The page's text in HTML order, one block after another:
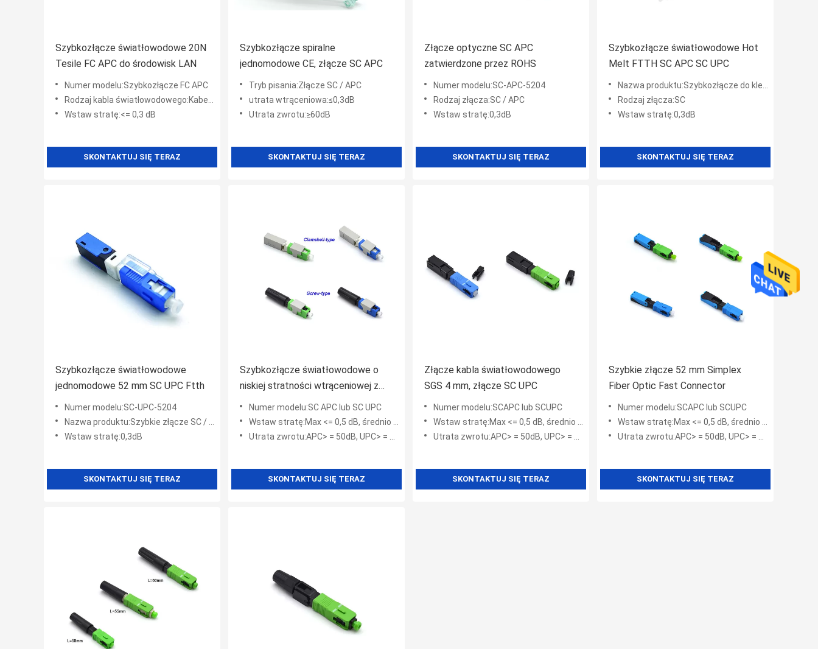
Szybkozłącze światłowodowe 20N
Tesile FC APC do środowisk LAN
Numer modelu:Szybkozłącze FC APC
Rodzaj kabla światłowodowego:Kabel upuszczający FTTH lub kabel typu pigtail
Wstaw stratę:<= 0,3 dB
SKONTAKTUJ SIĘ TERAZ
Szybkozłącze spiralne
jednomodowe CE, złącze SC APC
Tryb pisania:Złącze SC / APC
utrata wtrąceniowa:≤0,3dB
Utrata zwrotu:≥60dB
SKONTAKTUJ SIĘ TERAZ
Złącze optyczne SC APC
zatwierdzone przez ROHS
Numer modelu:SC-APC-5204
Rodzaj złącza:SC / APC
Wstaw stratę:0,3dB
SKONTAKTUJ SIĘ TERAZ
Szybkozłącze światłowodowe Hot
Melt FTTH SC APC SC UPC
Nazwa produktu:Szybkozłącze do kleju topliwego
Rodzaj złącza:SC
Wstaw stratę:0,3dB
SKONTAKTUJ SIĘ TERAZ
Szybkozłącze światłowodowe
jednomodowe 52 mm SC UPC Ftth
Numer modelu:SC-UPC-5204
Nazwa produktu:Szybkie złącze SC / UPC
Wstaw stratę:0,3dB
SKONTAKTUJ SIĘ TERAZ
Szybkozłącze światłowodowe o
niskiej stratności wtrąceniowej z
klapką
Numer modelu:SC APC lub SC UPC
Wstaw stratę:Max <= 0,5 dB, średnio <= 0,3 dB
Utrata zwrotu:APC> = 50dB, UPC> = 45dB
SKONTAKTUJ SIĘ TERAZ
Złącze kabla światłowodowego
SGS 4 mm, złącze SC UPC
Numer modelu:SCAPC lub SCUPC
Wstaw stratę:Max <= 0,5 dB, średnio <= 0,3 dB
Utrata zwrotu:APC> = 50dB, UPC> = 45dB
SKONTAKTUJ SIĘ TERAZ
Szybkie złącze 52 mm Simplex
Fiber Optic Fast Connector
Numer modelu:SCAPC lub SCUPC
Wstaw stratę:Max <= 0,5 dB, średnio <= 0,3 dB
Utrata zwrotu:APC> = 50dB, UPC> = 45dB
SKONTAKTUJ SIĘ TERAZ